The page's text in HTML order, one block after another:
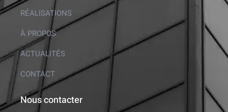
RÉALISATIONS
À PROPOS
ACTUALITÉS
CONTACT
Nous contacter